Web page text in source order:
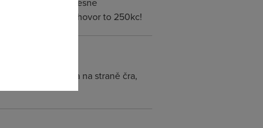
linky 2krat co hovor to 250kc!
se, že byla chyba na straně čra,